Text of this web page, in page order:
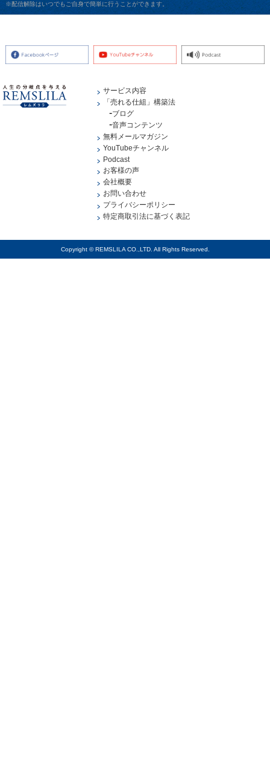
※配信解除はいつでもご自身で簡単に行うことができます。
サービス内容
「売れる仕組」構築法
ブログ
音声コンテンツ
無料メールマガジン
YouTubeチャンネル
Podcast
お客様の声
会社概要
お問い合わせ
プライバシーポリシー
特定商取引法に基づく表記
Copyright © REMSLILA CO.,LTD. All Rights Reserved.